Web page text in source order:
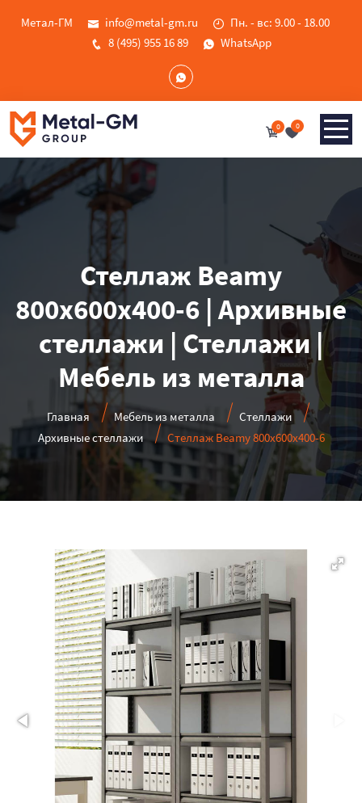
Метал-ГМ info@metal-gm.ru
Пн. - вс: 9.00 - 18.00
8 (495) 955 16 89
WhatsApp
0 0
Стеллаж Beamy
800x600x400-6 | Архивные
стеллажи | Стеллажи |
Мебель из металла
Главная Мебель из металла
Стеллажи
Архивные стеллажи
Стеллаж Beamy 800x600x400-6